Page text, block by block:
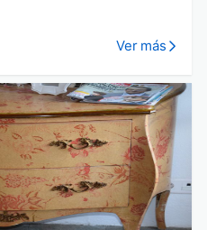
Ver más